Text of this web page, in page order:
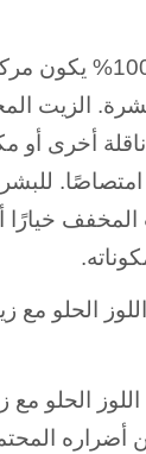
زيت اللوز الحلو النقي
أخرى أو
المخفف
الحلو مع
الحلو
أضراره